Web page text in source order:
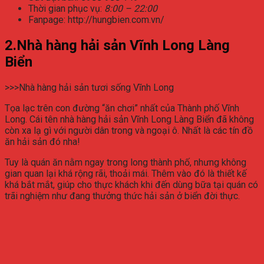
Thời gian phục vụ: 8:00 – 22:00
Fanpage: http://hungbien.com.vn/
2.Nhà hàng hải sản Vĩnh Long Làng
Biển
>>>Nhà hàng hải sản tươi sống Vĩnh Long
Tọa lạc trên con đường “ăn chơi” nhất của Thành phố Vĩnh
Long. Cái tên nhà hàng hải sản Vĩnh Long Làng Biển đã không
còn xa lạ gì với người dân trong và ngoại ô. Nhất là các tín đồ
ăn hải sản đó nha!
Tuy là quán ăn nằm ngay trong long thành phố, nhưng không
gian quan lại khá rộng rãi, thoải mái. Thêm vào đó là thiết kế
khá bắt mắt, giúp cho thực khách khi đến dùng bữa tại quán có
trãi nghiệm như đang thưởng thức hải sản ở biển đời thực.